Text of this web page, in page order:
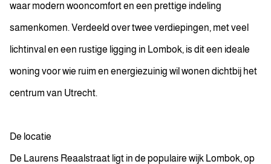
waar modern wooncomfort en een prettige indeling
samenkomen. Verdeeld over twee verdiepingen, met veel
lichtinval en een rustige ligging in Lombok, is dit een ideale
woning voor wie ruim en energiezuinig wil wonen dichtbij het
centrum van Utrecht.
De locatie
De Laurens Reaalstraat ligt in de populaire wijk Lombok, op